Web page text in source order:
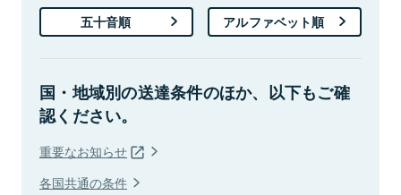
五十音順 アルファベット順
国・地域別の送達条件のほか、以下もご確
認ください。
重要なお知らせ
各国共通の条件